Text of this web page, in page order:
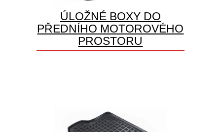
ÚLOŽNÉ BOXY DO
PŘEDNÍHO MOTOROVÉHO
PROSTORU